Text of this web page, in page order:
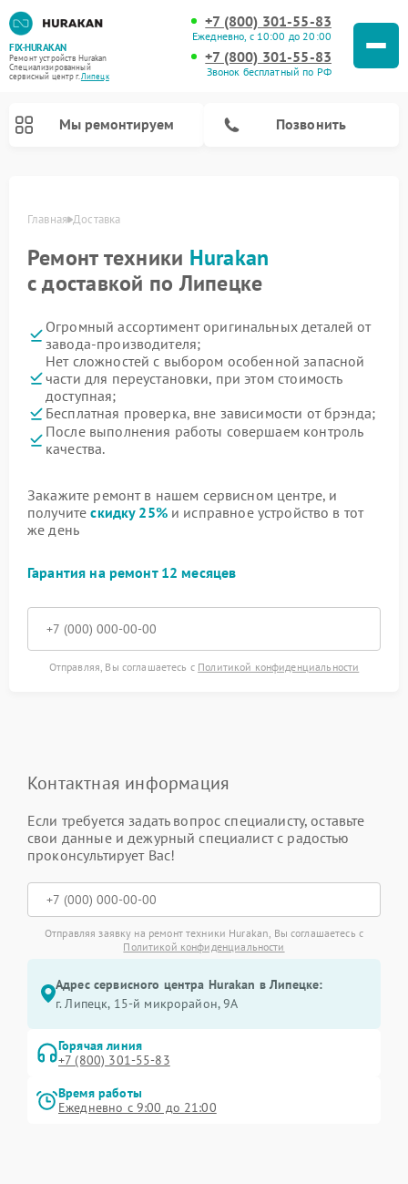
FIX-HURAKAN
Ремонт устройств Hurakan
Специализированный
cервисный центр г.Липецк
+7 (800) 301-55-83
Ежедневно, с 10:00 до 20:00
+7 (800) 301-55-83
Звонок бесплатный по РФ
Мы ремонтируем Позвонить
Главная Доставка
Ремонт техники Hurakan
с доставкой по Липецке
Огромный ассортимент оригинальных деталей от
завода-производителя;
Нет сложностей с выбором особенной запасной
части для переустановки, при этом стоимость
доступная;
Бесплатная проверка, вне зависимости от брэнда;
После выполнения работы совершаем контроль
качества.
Закажите ремонт в нашем сервисном центре, и
получитескидку 25%и исправное устройство в тот
же день
Гарантия на ремонт 12 месяцев
Отправляя, Вы соглашаетесь с Политикой конфиденциальности
Контактная информация
Если требуется задать вопрос специалисту, оставьте
свои данные и дежурный специалист с радостью
проконсультирует Вас!
Отправляя заявку на ремонт техники Hurakan, Вы соглашаетесь с
Политикой конфиденциальности
Адрес сервисного центра Hurakan в Липецке:
г. Липецк, 15-й микрорайон, 9А
Горячая линия
+7 (800) 301-55-83
Время работы
Ежедневно с 9:00 до 21:00